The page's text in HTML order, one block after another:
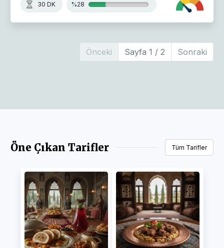
30 DK %28
Önceki Sayfa 1 / 2 Sonraki
Öne Çıkan Tarifler Tüm Tarifler